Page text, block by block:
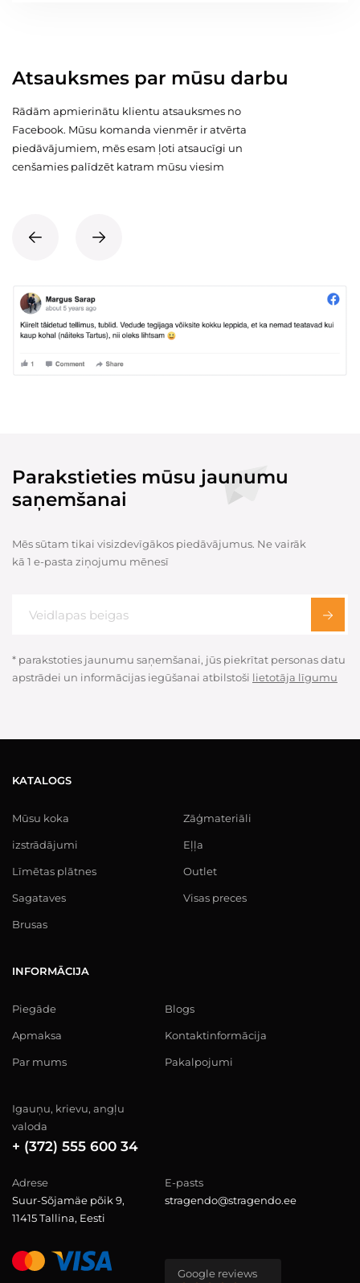
Atsauksmes par mūsu darbu
Rādām apmierinātu klientu atsauksmes no
Facebook. Mūsu komanda vienmēr ir atvērta
piedāvājumiem, mēs esam ļoti atsaucīgi un
cenšamies palīdzēt katram mūsu viesim
Parakstieties mūsu jaunumu
saņemšanai
Mēs sūtam tikai visizdevīgākos piedāvājumus. Ne vairāk
kā 1 e-pasta ziņojumu mēnesī
* parakstoties jaunumu saņemšanai, jūs piekrītat personas datu
apstrādei un informācijas iegūšanai atbilstoši lietotāja līgumu
KATALOGS
Mūsu koka
izstrādājumi
Līmētas plātnes
Sagataves
Brusas
Zāģmateriāli
Eļļa
Outlet
Visas preces
INFORMĀCIJA
Piegāde
Apmaksa
Par mums
Blogs
Kontaktinformācija
Pakalpojumi
Igauņu, krievu, angļu
valoda
+ (372) 555 600 34
Adrese
Suur-Sõjamäe põik 9,
11415 Tallina, Eesti
E-pasts
stragendo@stragendo.ee
Google reviews